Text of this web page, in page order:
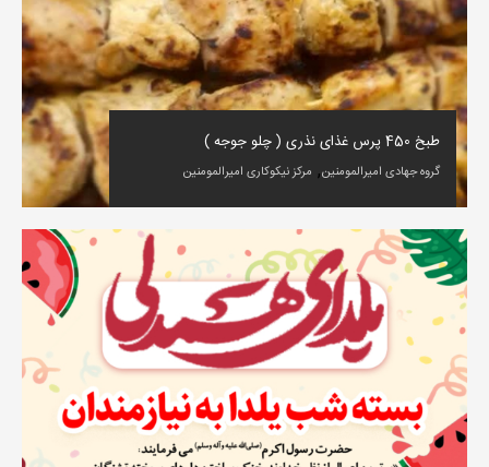
طبخ 450 پرس غذای نذری ( چلو جوجه )
گروه جهادی امیرالمومنین, مرکز نیکوکاری امیرالمومنین